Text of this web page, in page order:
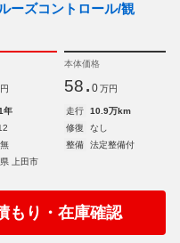
ーズコントロール/観
本体価格
58. 0 万円
年 走行
10.9万km
修復
なし
整備
法定整備付
上田市
もり・在庫確認